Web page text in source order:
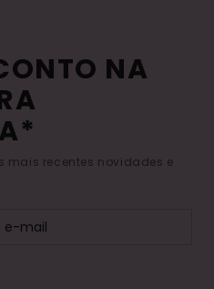
NA
mais recentes novidades e